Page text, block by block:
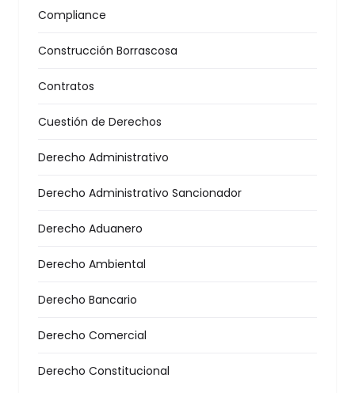
Compliance
Construcción Borrascosa
Contratos
Cuestión de Derechos
Derecho Administrativo
Derecho Administrativo Sancionador
Derecho Aduanero
Derecho Ambiental
Derecho Bancario
Derecho Comercial
Derecho Constitucional